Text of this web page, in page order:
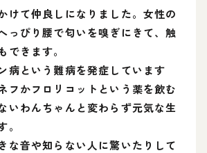
けて仲良しになりました。女性の
っぴり腰で匂いを嗅ぎにきて、触
できます。
病という難病を発症しています
フかフロリコットという薬を飲む
いわんちゃんと変わらず元気な生
な音や知らない人に驚いたりして